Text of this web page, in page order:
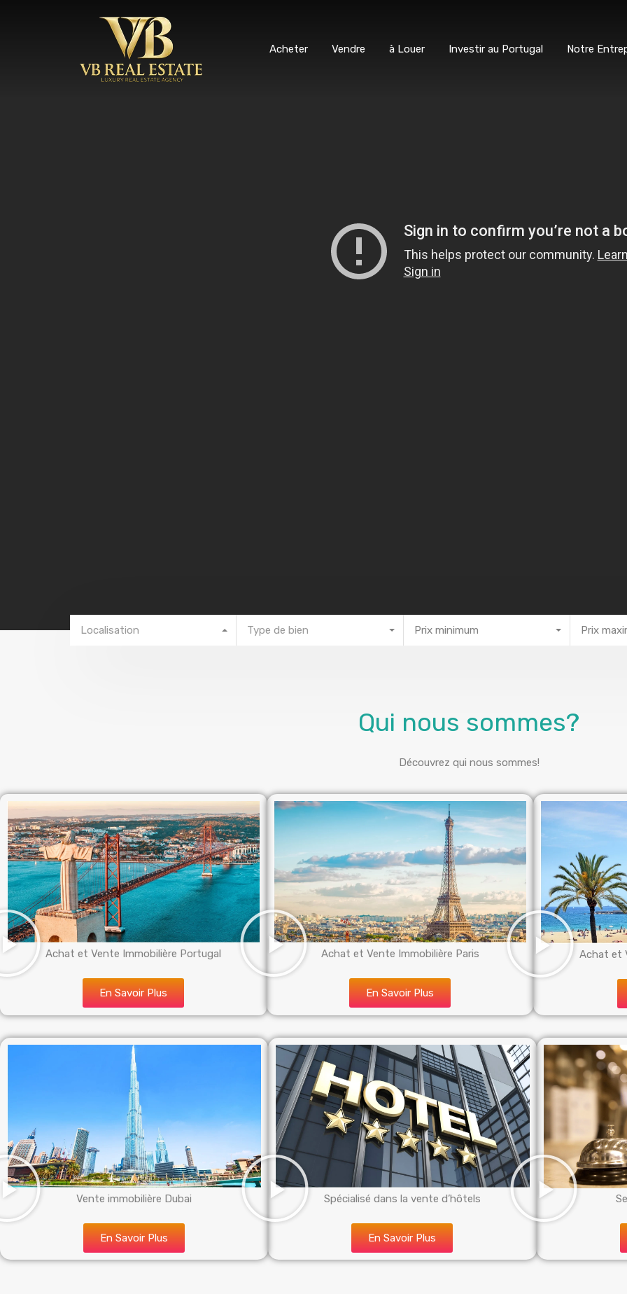
Acheter
Vendre à Louer Investir au Portugal Notre
Localisation Type de bien Prix minimum Prix
Qui nous sommes?
Découvrez qui nous sommes!
Achat et Vente Immobilière Portugal
En Savoir Plus
Achat et Vente Immobilière Paris
En Savoir Plus
Achat et
Vente immobilière Dubai
En Savoir Plus
Spécialisé dans la vente d’hôtels
En Savoir Plus